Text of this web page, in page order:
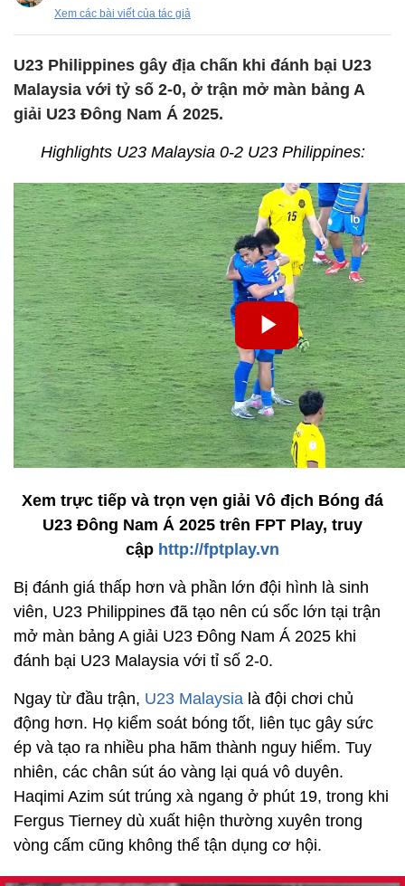
Xem các bài viết của tác giả
U23 Philippines gây địa chấn khi đánh bại U23
Malaysia với tỷ số 2-0, ở trận mở màn bảng A
giải U23 Đông Nam Á 2025.
Highlights U23 Malaysia 0-2 U23 Philippines:
Xem trực tiếp và trọn vẹn giải Vô địch Bóng đá
U23 Đông Nam Á 2025 trên FPT Play, truy
cập http://fptplay.vn
Bị đánh giá thấp hơn và phần lớn đội hình là sinh
viên, U23 Philippines đã tạo nên cú sốc lớn tại trận
mở màn bảng A giải U23 Đông Nam Á 2025 khi
đánh bại U23 Malaysia với tỉ số 2-0.
Ngay từ đầu trận, U23 Malaysia là đội chơi chủ
động hơn. Họ kiểm soát bóng tốt, liên tục gây sức
ép và tạo ra nhiều pha hãm thành nguy hiểm. Tuy
nhiên, các chân sút áo vàng lại quá vô duyên.
Haqimi Azim sút trúng xà ngang ở phút 19, trong khi
Fergus Tierney dù xuất hiện thường xuyên trong
vòng cấm cũng không thể tận dụng cơ hội.